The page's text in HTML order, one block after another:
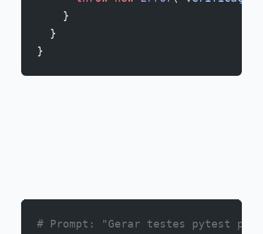
    }
  }
}
# Prompt: "Gerar testes pytest